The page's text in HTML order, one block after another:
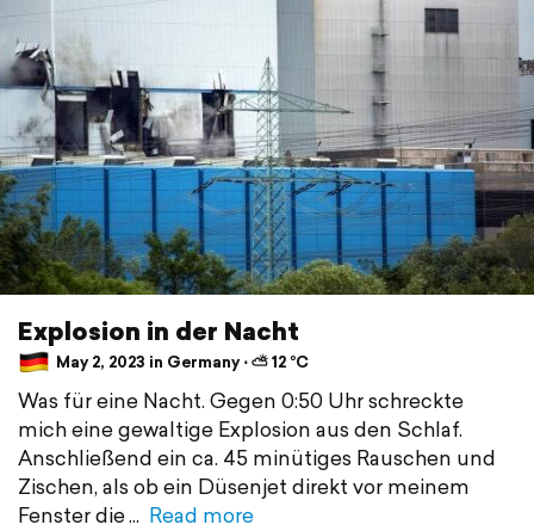
Explosion in der Nacht
May 2, 2023 in Germany ⋅ ⛅ 12 °C
Was für eine Nacht. Gegen 0:50 Uhr schreckte
mich eine gewaltige Explosion aus den Schlaf.
Anschließend ein ca. 45 minütiges Rauschen und
Zischen, als ob ein Düsenjet direkt vor meinem
Fenster die
Read more